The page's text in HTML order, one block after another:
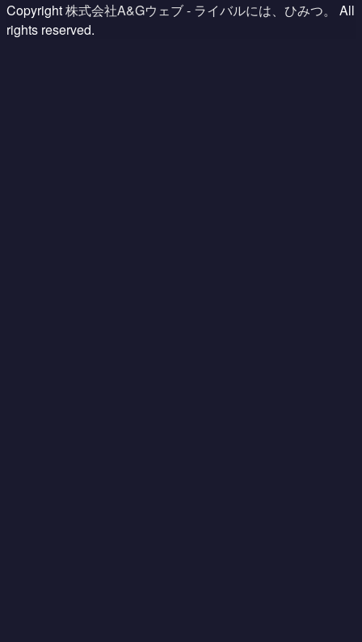
Copyright株式会社A&Gウェブ - ライバルには、ひみつ。
All
rights reserved.